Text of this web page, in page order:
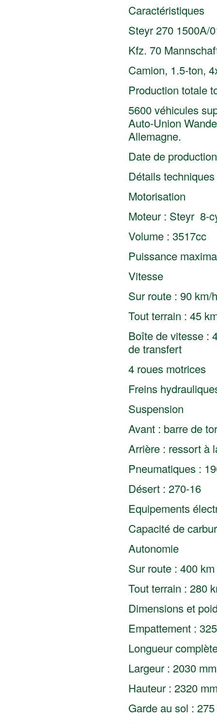
Caractéristiques
Steyr 270 1500A/
Kfz. 70
Camion, 1.5-ton,
Production totale
5600 véhicules
Auto-Union
Allemagne.
Date de
Détails techniques
Motorisation
Moteur : Steyr 8-
Volume : 3517cc
Puissance
Vitesse
Sur route : 90 km/h
Tout terrain : 45
Boîte de vitesse :
de transfert
4 roues motrices
Freins
Suspension
Avant : barre de
Arrière : ressort à
Pneumatiques :
Désert : 270-16
Equipements
Capacité de
Autonomie
Sur route : 400 km
Tout terrain : 280
Dimensions et
Empattement :
Longueur
Largeur : 2030 mm
Hauteur : 2320
Garde au sol :